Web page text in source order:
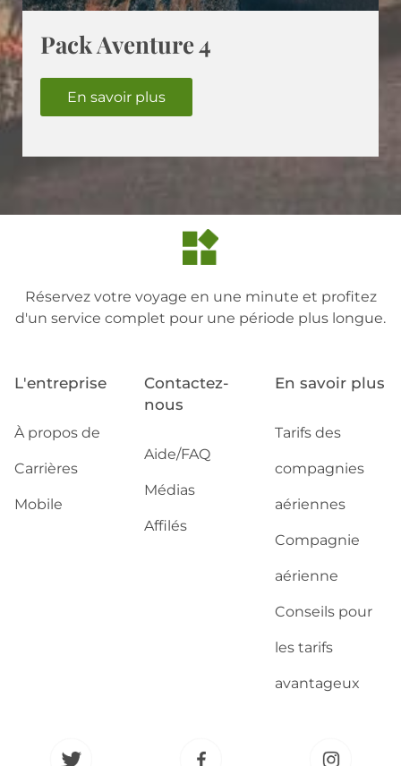
Pack Aventure 4
En savoir plus
Réservez votre voyage en une minute et profitez
d'un service complet pour une période plus longue.
L'entreprise
À propos de
Carrières
Mobile
Contactez-
nous
Aide/FAQ
Médias
Affilés
En savoir plus
Tarifs des
compagnies
aériennes
Compagnie
aérienne
Conseils pour
les tarifs
avantageux